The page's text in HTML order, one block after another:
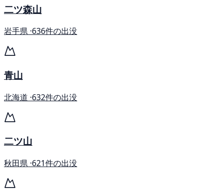
二ツ森山
岩手県 ·636件の出没
青山
北海道 ·632件の出没
二ツ山
秋田県 ·621件の出没